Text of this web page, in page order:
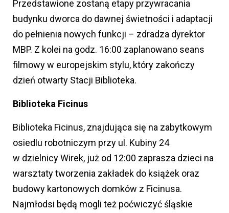
Przedstawione zostaną etapy przywracania
budynku dworca do dawnej świetności i adaptacji
do pełnienia nowych funkcji – zdradza dyrektor
MBP. Z kolei na godz. 16:00 zaplanowano seans
filmowy w europejskim stylu, który zakończy
dzień otwarty Stacji Biblioteka.
Biblioteka Ficinus
Biblioteka Ficinus, znajdująca się na zabytkowym
osiedlu robotniczym przy ul. Kubiny 24
w dzielnicy Wirek, już od 12:00 zaprasza dzieci na
warsztaty tworzenia zakładek do książek oraz
budowy kartonowych domków z Ficinusa.
Najmłodsi będą mogli też poćwiczyć śląskie